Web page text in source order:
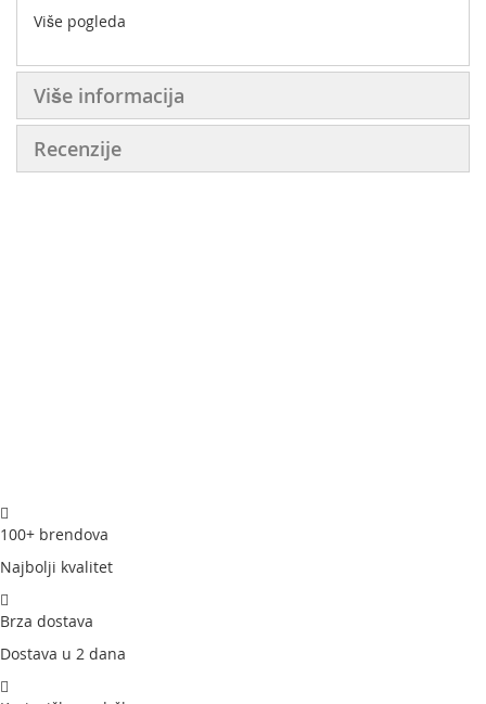
Više pogleda
Više informacija
Recenzije
100+ brendova
Najbolji kvalitet
Brza dostava
Dostava u 2 dana